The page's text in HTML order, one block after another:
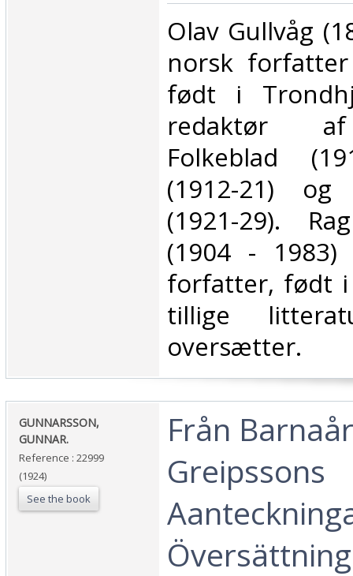
‎Olav Gullvåg
norsk
født i
redaktør
Folkeblad
(1912-21)
(1921-29).
(1904 -
forfatter, født i
tillige
oversætter.‎
‎GUNNARSSON,
GUNNAR.‎
Reference : 22999
(1924)
See the book
‎Från
Greipssons